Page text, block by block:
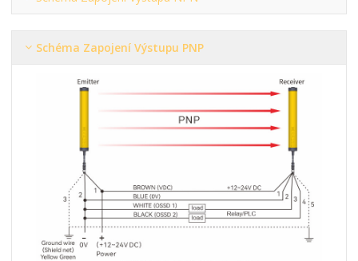
Schéma Zapojení Výstupu PNP